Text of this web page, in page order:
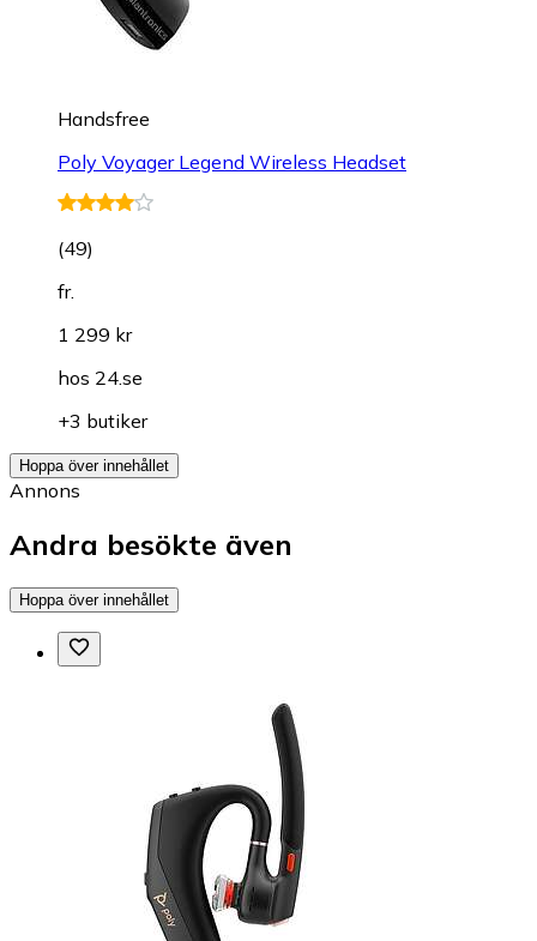
Handsfree
Poly Voyager Legend Wireless Headset
(49)
fr.
1 299 kr
hos 24.se
+3 butiker
Hoppa över innehållet
Annons
Andra besökte även
Hoppa över innehållet